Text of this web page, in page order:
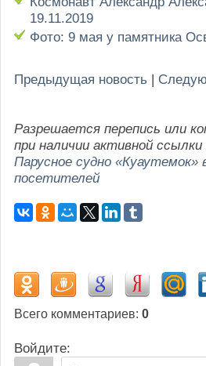
19.11.2019
Фото: 9 мая у памятника
Предыдущая новость |
Разрешается перепись или
при наличии активной ссылки
Парусное судно
посетителей
Всего комментариев: 0
Войдите: